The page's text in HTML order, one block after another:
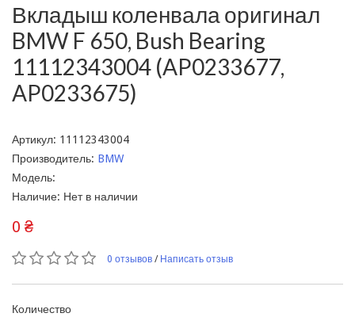
Вкладыш коленвала оригинал
BMW F 650, Bush Bearing
11112343004 (AP0233677,
AP0233675)
Артикул: 11112343004
Производитель: BMW
Модель:
Наличие: Нет в наличии
0 ₴
0 отзывов / Написать отзыв
Количество